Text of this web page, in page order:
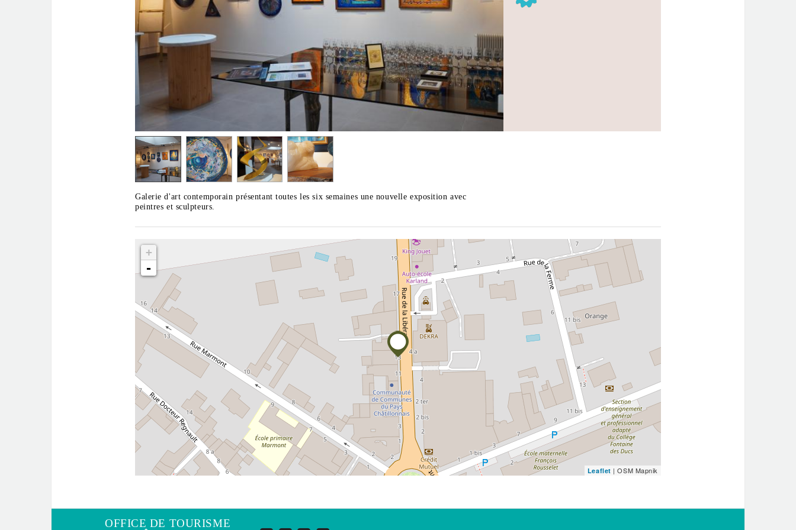
Galerie d'art contemporain présentant toutes les six semaines une nouvelle exposition avec
peintres et sculpteurs.
+
-
Leaflet | OSM Mapnik
OFFICE DE TOURISME